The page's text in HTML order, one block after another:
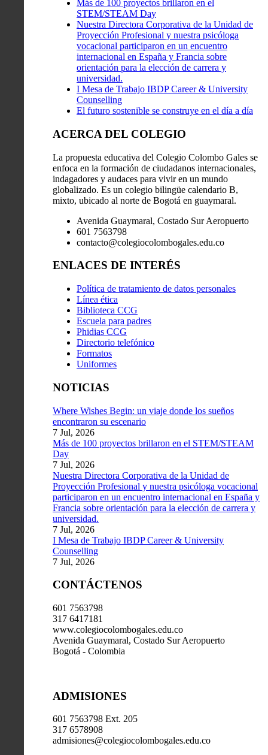
Más de 100 proyectos brillaron en el
STEM/STEAM Day
Nuestra Directora Corporativa de la Unidad de
Proyección Profesional y nuestra psicóloga
vocacional participaron en un encuentro
internacional en España y Francia sobre
orientación para la elección de carrera y
universidad.
I Mesa de Trabajo IBDP Career & University
Counselling
El futuro sostenible se construye en el día a día
ACERCA DEL COLEGIO
La propuesta educativa del Colegio Colombo Gales se
enfoca en la formación de ciudadanos internacionales,
indagadores y audaces para vivir en un mundo
globalizado. Es un colegio bilingüe calendario B,
mixto, ubicado al norte de Bogotá en guaymaral.
Avenida Guaymaral, Costado Sur Aeropuerto
601 7563798
contacto@colegiocolombogales.edu.co
ENLACES DE INTERÉS
Política de tratamiento de datos personales
Línea ética
Biblioteca CCG
Escuela para padres
Phidias CCG
Directorio telefónico
Formatos
Uniformes
NOTICIAS
Where Wishes Begin: un viaje donde los sueños
encontraron su escenario
7 Jul, 2026
Más de 100 proyectos brillaron en el STEM/STEAM
Day
7 Jul, 2026
Nuestra Directora Corporativa de la Unidad de
Proyección Profesional y nuestra psicóloga vocacional
participaron en un encuentro internacional en España y
Francia sobre orientación para la elección de carrera y
universidad.
7 Jul, 2026
I Mesa de Trabajo IBDP Career & University
Counselling
7 Jul, 2026
CONTÁCTENOS
601 7563798
317 6417181
www.colegiocolombogales.edu.co
Avenida Guaymaral, Costado Sur Aeropuerto
Bogotá - Colombia
ADMISIONES
601 7563798 Ext. 205
317 6578908
admisiones@colegiocolombogales.edu.co